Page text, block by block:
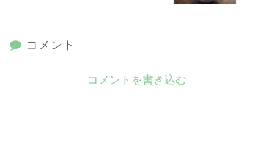
コメント
コメントを書き込む